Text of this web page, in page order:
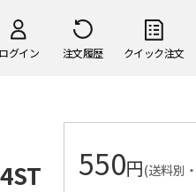
ログイン 注文履歴 クイック注文
550円(送料別